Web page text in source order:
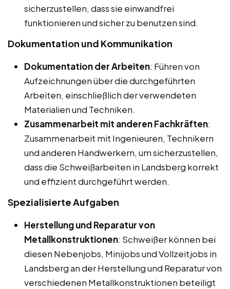
sicherzustellen, dass sie einwandfrei
funktionieren und sicher zu benutzen sind.
Dokumentation und Kommunikation
Dokumentation der Arbeiten: Führen von
Aufzeichnungen über die durchgeführten
Arbeiten, einschließlich der verwendeten
Materialien und Techniken.
Zusammenarbeit mit anderen Fachkräften:
Zusammenarbeit mit Ingenieuren, Technikern
und anderen Handwerkern, um sicherzustellen,
dass die Schweißarbeiten in Landsberg korrekt
und effizient durchgeführt werden.
Spezialisierte Aufgaben
Herstellung und Reparatur von
Metallkonstruktionen: Schweißer können bei
diesen Nebenjobs, Minijobs und Vollzeitjobs in
Landsberg an der Herstellung und Reparatur von
verschiedenen Metallkonstruktionen beteiligt